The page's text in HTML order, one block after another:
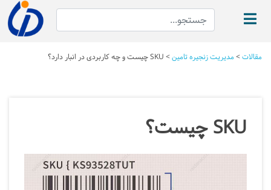
مقالات> مدیریت زنجیره تامین> SKU چیست و چه کاربردی در انبار دارد؟
SKU چیست؟